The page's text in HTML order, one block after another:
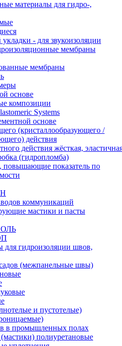
материалы для гидро-,
- для звукоизоляции
мембраны
мембраны
основе
композиции
Systems
основе
(кристаллообразующего /
действия
действия жёсткая,
(гидропломба)
повышающие показатель по
коммуникаций
мастики и пасты
для гидроизоляции швов,
(межпанельные швы)
и пустотелые)
в промышленных полах
полиуретановые